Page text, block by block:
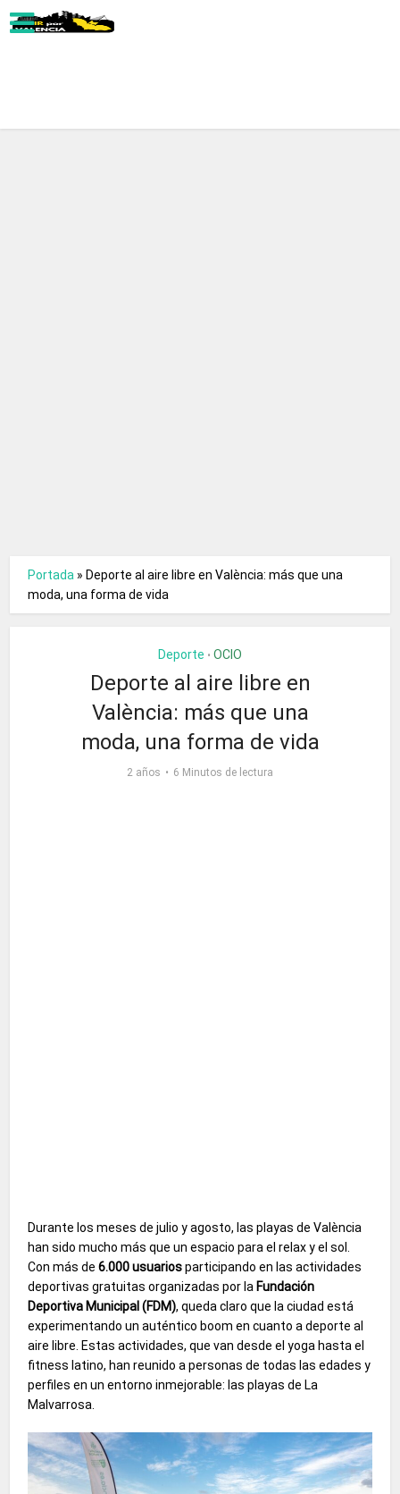
Portada » Deporte al aire libre en València: más que una
moda, una forma de vida
Deporte • OCIO
Deporte al aire libre en
València: más que una
moda, una forma de vida
2 años 6 Minutos de lectura
Durante los meses de julio y agosto, las playas de València
han sido mucho más que un espacio para el relax y el sol.
Con más de6.000 usuariosparticipando en las actividades
deportivas gratuitas organizadas por la Fundación
Deportiva Municipal (FDM), queda claro que la ciudad está
experimentando un auténtico boom en cuanto a deporte al
aire libre. Estas actividades, que van desde el yoga hasta el
fitness latino, han reunido a personas de todas las edades y
perfiles en un entorno inmejorable: las playas de La
Malvarrosa.